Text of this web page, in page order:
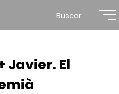
Buscar
Javier. El